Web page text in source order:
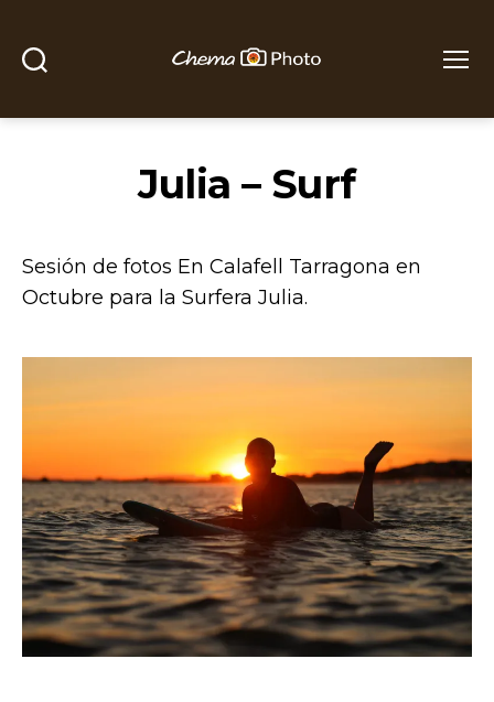
Photo
Julia – Surf
Sesión de fotos En Calafell Tarragona en
Octubre para la Surfera Julia.